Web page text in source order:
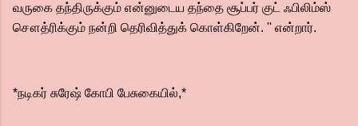
வருகை தந்திருக்கும் என்னுடைய தந்தை சூப்பர் குட் ஃபிலிம்ஸ்
சௌத்ரிக்கும் நன்றி தெரிவித்துக் கொள்கிறேன். '' என்றார்.
*நடிகர் சுரேஷ் கோபி பேசுகையில்,*